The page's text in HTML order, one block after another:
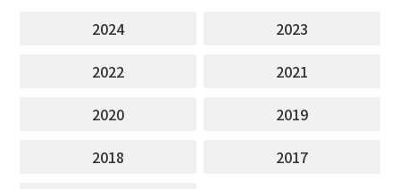
2024
2023
2022
2021
2020
2019
2018
2017